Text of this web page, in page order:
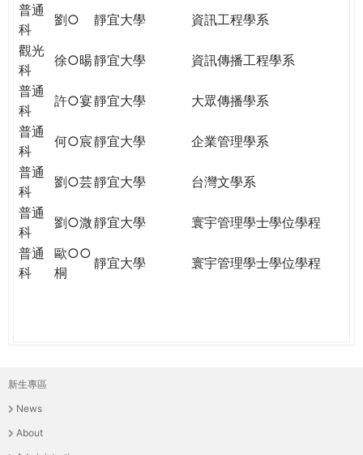
普通
科
劉○ 靜宜大學
資訊工程學系
觀光
科
徐○暘靜宜大學
資訊傳播工程學系
普通
科
許○宴靜宜大學
大眾傳播學系
普通
科
何○宸靜宜大學
企業管理學系
普通
科
劉○芸靜宜大學
台灣文學系
普通
科
劉○溦靜宜大學
寰宇管理學士學位學程
普通
科
歐○○
桐
靜宜大學 寰宇管理學士學位學程
主
選
新生專區
News
About